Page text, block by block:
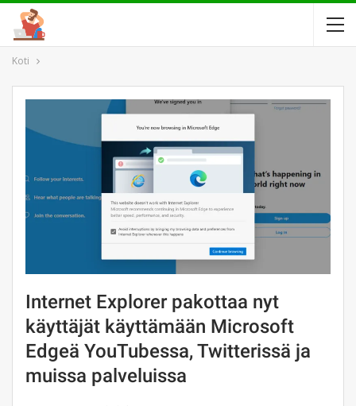
Koti
Internet Explorer pakottaa nyt
käyttäjät käyttämään Microsoft
Edgeä YouTubessa, Twitterissä ja
muissa palveluissa